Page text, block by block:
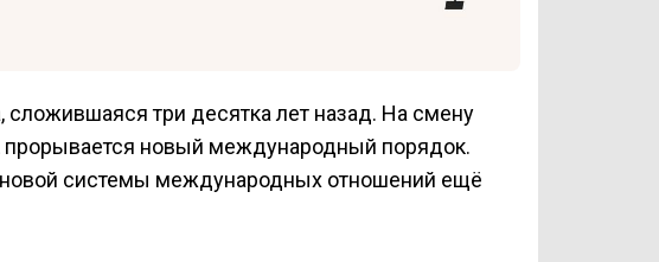
сложившаяся три десятка лет назад. На смену
прорывается новый международный порядок.
системы международных отношений ещё